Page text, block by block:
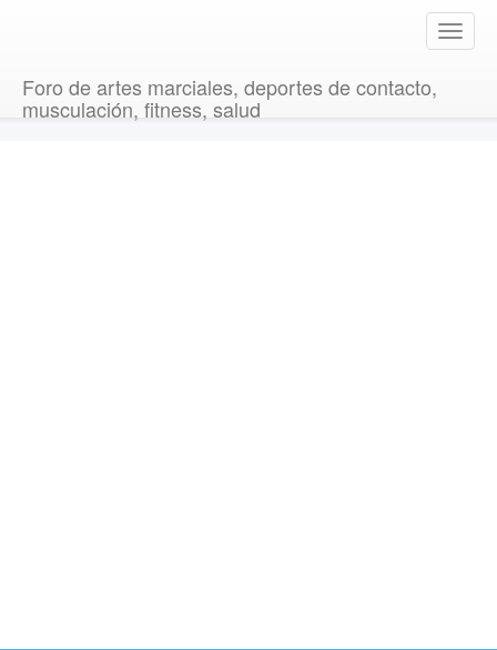
T
o
Foro de artes marciales, deportes de contacto,
musculación, fitness, salud